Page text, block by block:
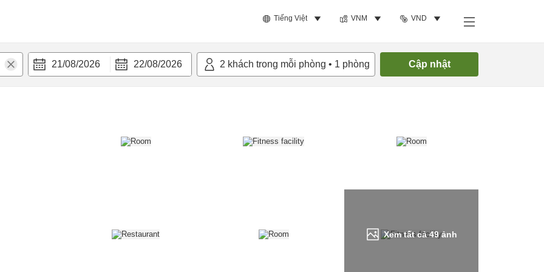
Tiếng Việt VNM VND
21/08/2026 22/08/2026 2 khách trong mỗi phòng • 1 phòng Cập nhật
Xem tất cả49ảnh
nghi Tìm phòng trống